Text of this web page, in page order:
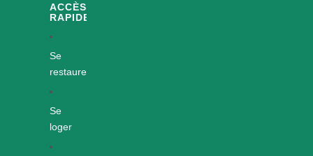
ACCÈS
RAPIDES
Se
restaurer
Se
loger